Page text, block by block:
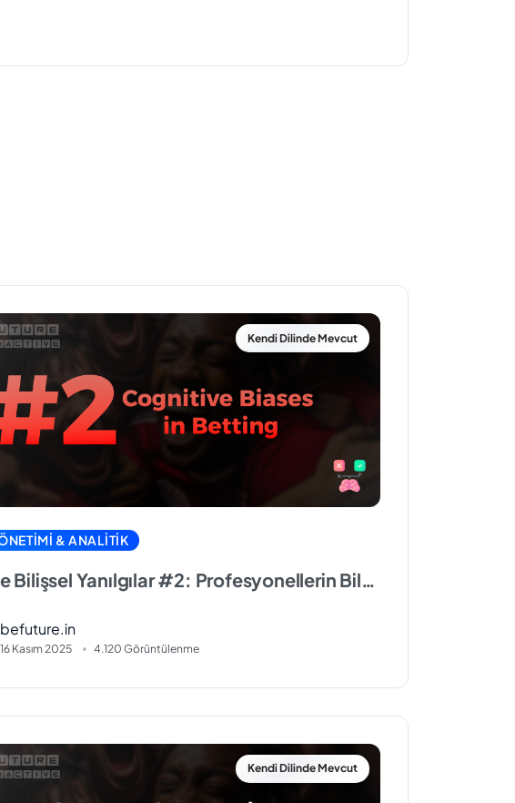
& ANALITIK
Bilişsel Yanılgılar #2: Profesyonellerin Bile
befuture.in
16 Kasım 2025 4.120 Görüntülenme